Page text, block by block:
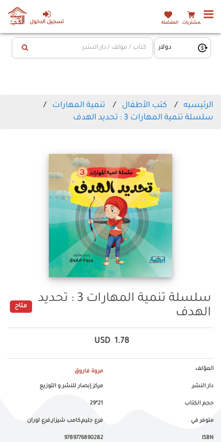
تسجيل الدخول المشتريات المفضلة
الرئيسيه كتب الأطفال
تنمية المهارات
سلسلة تنمية المهارات 3 : تحديد الهدف
سلسلة تنمية المهارات 3 : تحديد
الهدف
متاح
1.78
USD
المؤلف مروة فاروق
دار النشر مركز إبصار للنشر و التوزيع
حجم الكتاب 21*29
متوفر في فرع جليم,كامب شيزار,فرع لوران
ISBN
9789776890282